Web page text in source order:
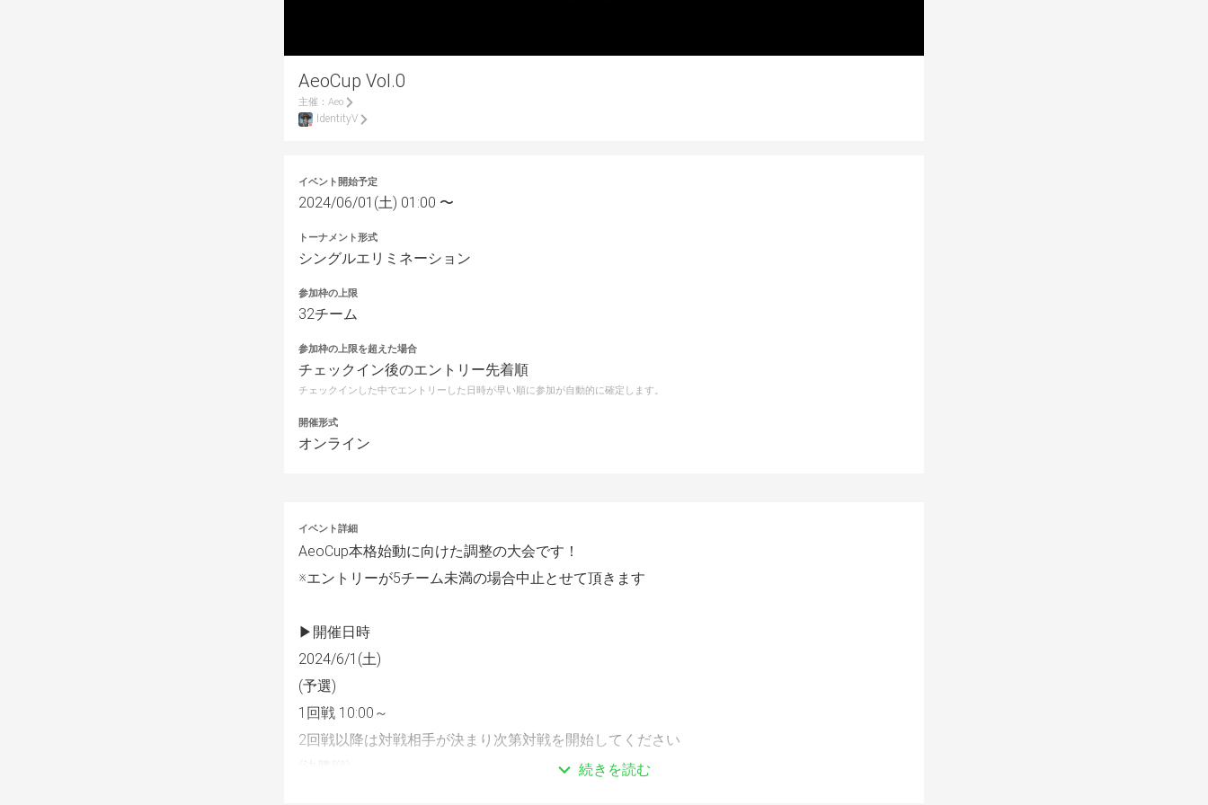
AeoCup Vol.0
主催： Aeo
IdentityV
イベント開始予定
2024/06/01(土) 01:00 〜
トーナメント形式
シングルエリミネーション
参加枠の上限
32チーム
参加枠の上限を超えた場合
チェックイン後のエントリー先着順
チェックインした中でエントリーした日時が早い順に参加が自動的に確定します。
開催形式
オンライン
イベント詳細
AeoCup本格始動に向けた調整の大会です！
※エントリーが5チーム未満の場合中止とせて頂きます
▶︎開催日時
2024/6/1(土)
(予選)
1回戦 10:00～
2回戦以降は対戦相手が決まり次第対戦を開始してください
続きを読む